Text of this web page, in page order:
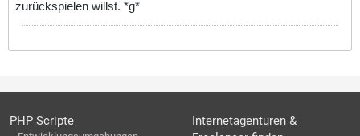
zurückspielen willst. *g*
PHP Scripte
Internetagenturen &